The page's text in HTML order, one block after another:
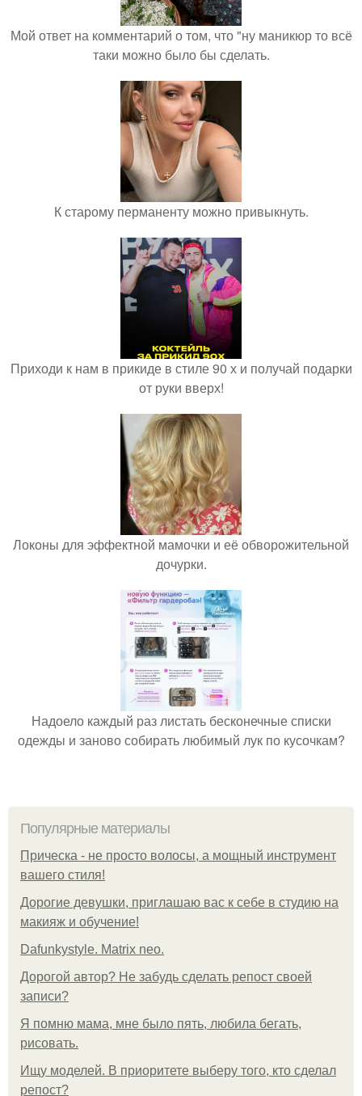
Мой ответ на комментарий о том, что "ну маникюр то всё
таки можно было бы сделать.
К старому перманенту можно привыкнуть.
Приходи к нам в прикиде в стиле 90 х и получай подарки
от руки вверх!
Локоны для эффектной мамочки и её обворожительной
дочурки.
Надоело каждый раз листать бесконечные списки
одежды и заново собирать любимый лук по кусочкам?
Популярные материалы
Прическа - не просто волосы, а мощный инструмент
вашего стиля!
Дорогие девушки, приглашаю вас к себе в студию на
макияж и обучение!
Dafunkystyle. Matrix neo.
Дорогой автор? Не забудь сделать репост своей
записи?
Я помню мама, мне было пять, любила бегать,
рисовать.
Ищу моделей. В приоритете выберу того, кто сделал
репост?